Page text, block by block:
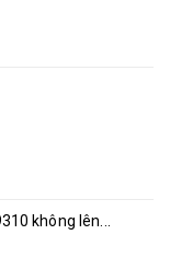
không lên...